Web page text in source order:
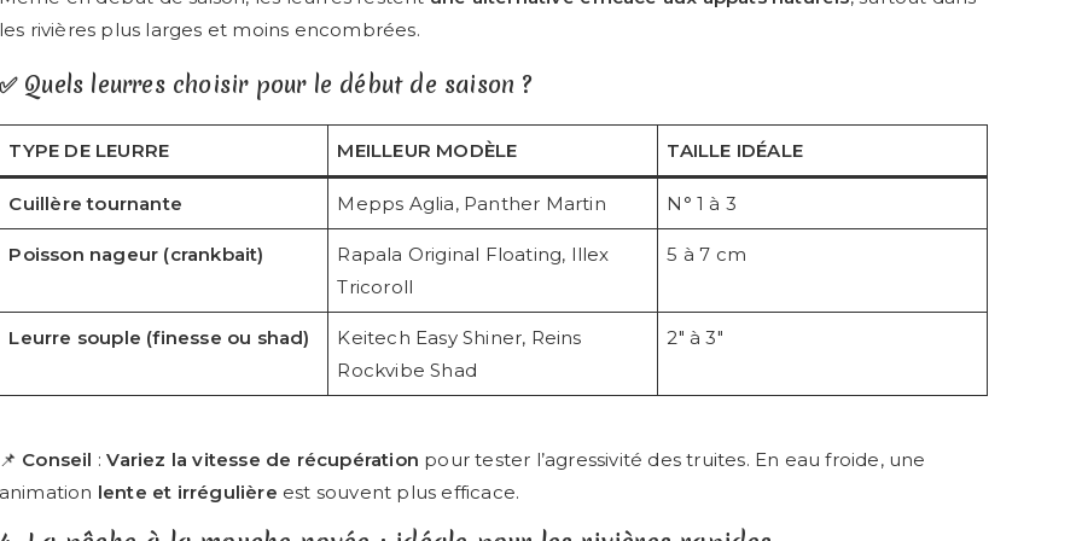
rivières plus larges et moins encombrées.
Quels leurres choisir pour le début de saison ?
TYPE DE LEURRE MEILLEUR MODÈLE TAILLE IDÉALE
Cuillère tournante Mepps Aglia, Panther Martin N° 1 à 3
Poisson nageur (crankbait)
Rapala Original Floating, Illex
Tricoroll
5 à 7 cm
Leurre souple (finesse ou shad)
Keitech Easy Shiner, Reins
Rockvibe Shad
2″ à 3″
Conseil :Variez la vitesse de récupération pour tester l’agressivité des truites. En eau froide, une
lente et irrégulière est souvent plus efficace.